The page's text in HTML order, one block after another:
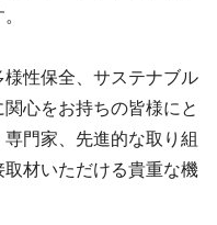
性保全、サステナブル
心をお持ちの皆様にと
門家、先進的な取り組
材いただける貴重な機